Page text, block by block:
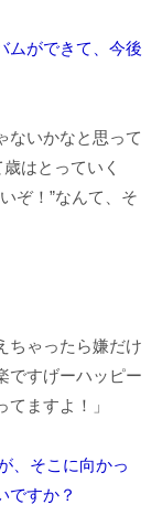
ができて、今後
ないかなと思って
はとっていく
ぞ！”なんて、そ
ちゃったら嫌だけ
ですげーハッピー
ますよ！」
、そこに向かっ
ですか？